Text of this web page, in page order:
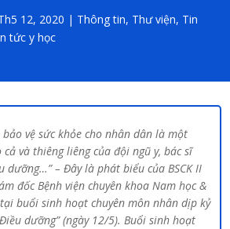
12, 2020 | Thông tin, Thư viện, Tin
tức y học
bảo vệ sức khỏe cho nhân dân là một
cả và thiêng liêng của đội ngũ y, bác sĩ
dưỡng…” – Đây là phát biểu của BSCK II
đốc Bệnh viện chuyên khoa Nam học &
buổi sinh hoạt chuyên môn nhân dịp kỷ
dưỡng” (ngày 12/5). Buổi sinh hoạt